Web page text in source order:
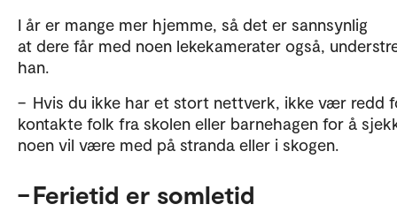
I år er mange mer hjemme, så det er sannsynlig
at dere får med noen lekekamerater også,
han.
– Hvis du ikke har et stort nettverk, ikke vær redd
kontakte folk fra skolen eller barnehagen for å
noen vil være med på stranda eller i skogen.
– Ferietid er somletid